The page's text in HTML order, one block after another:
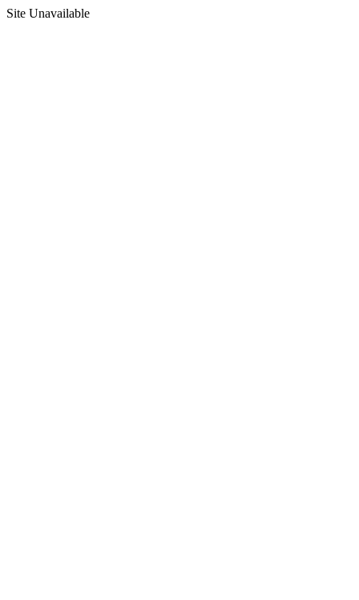
Site Unavailable